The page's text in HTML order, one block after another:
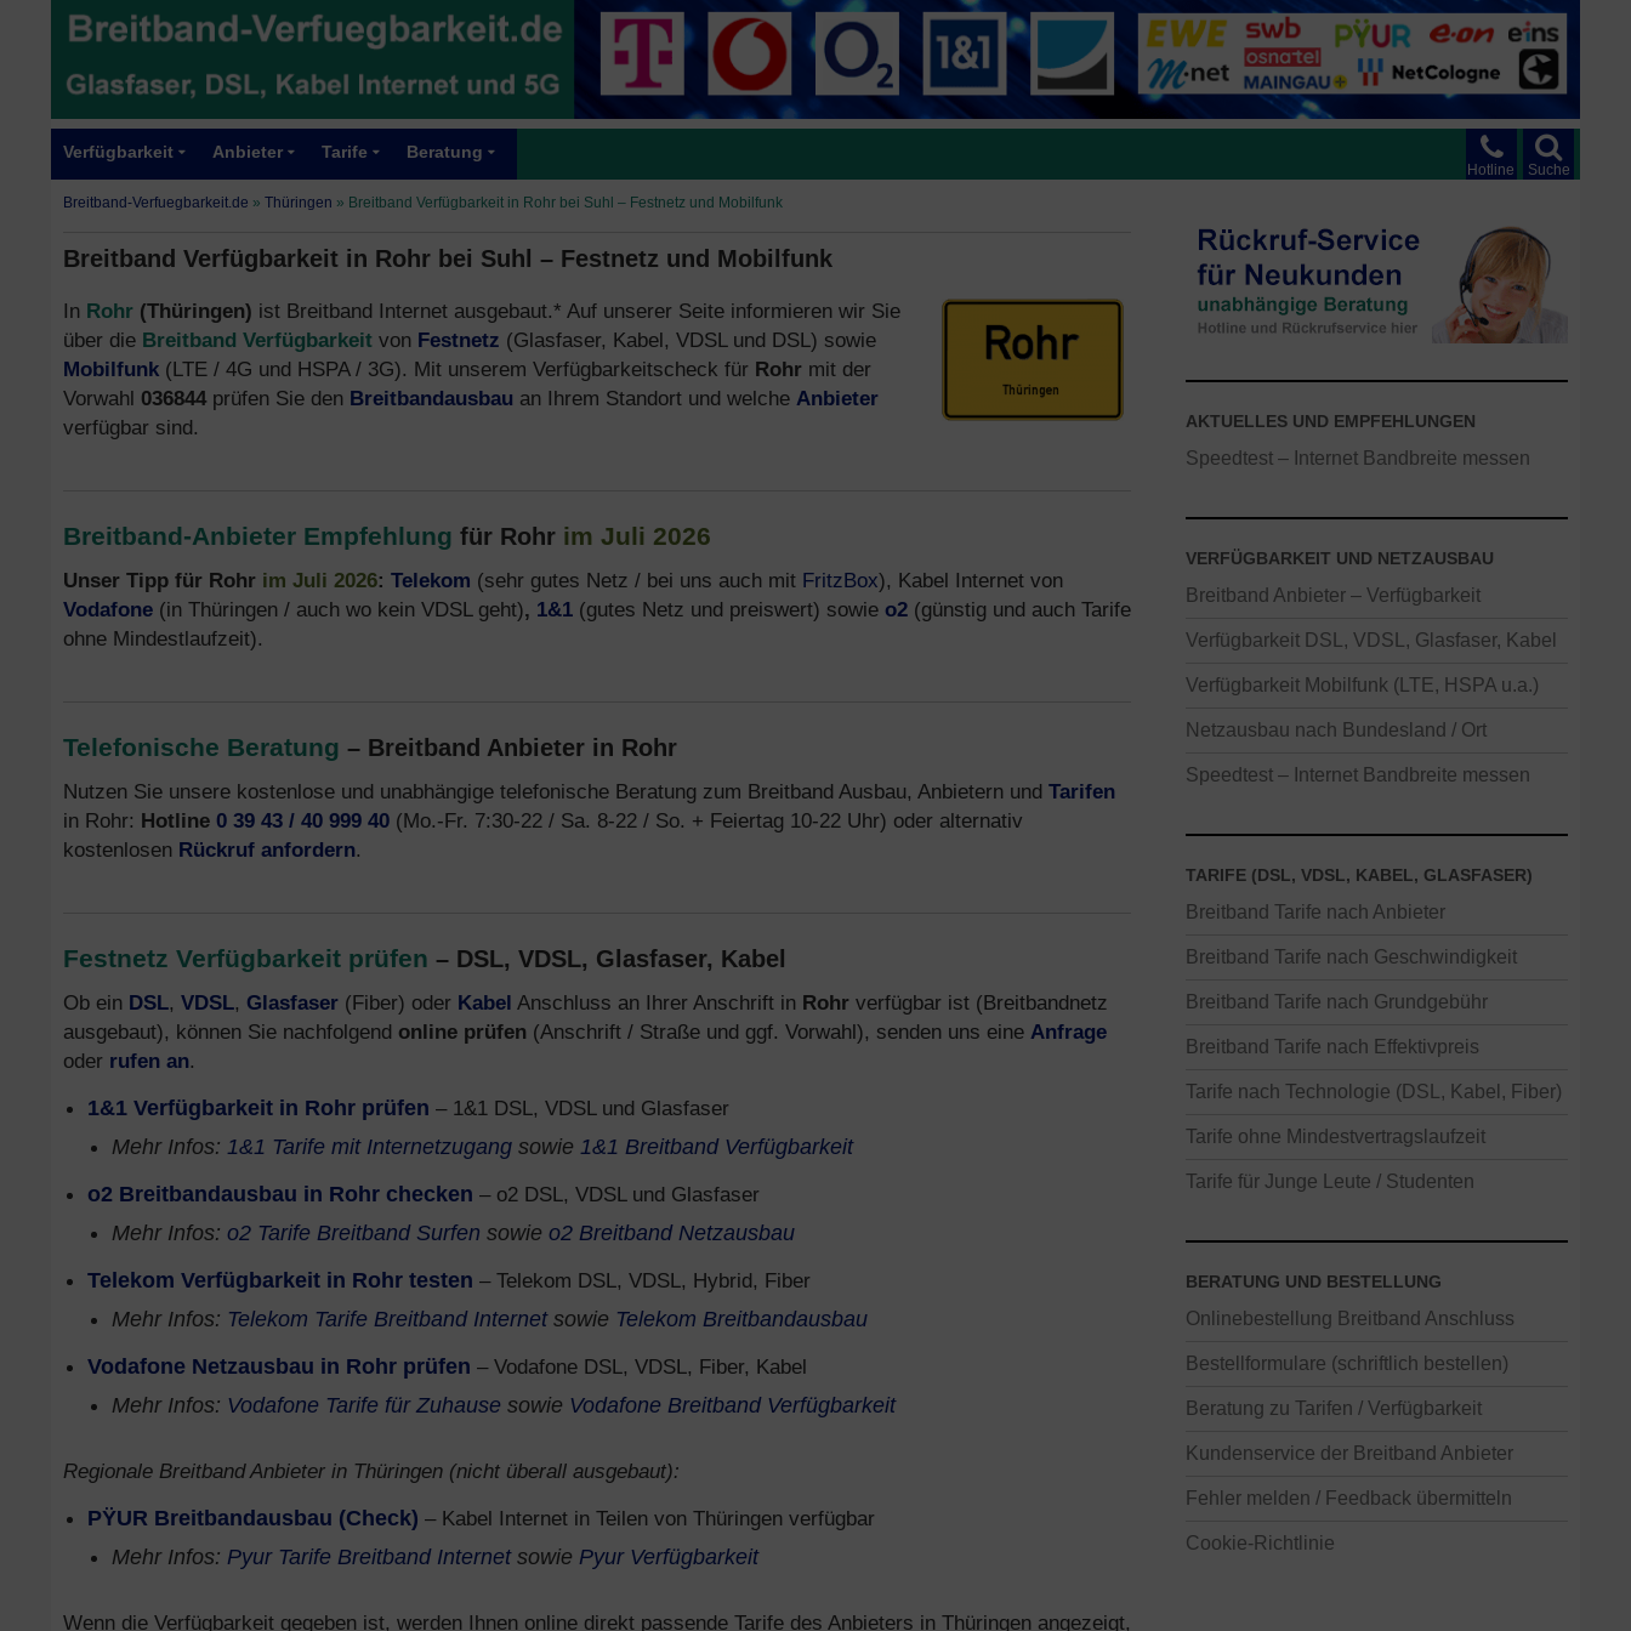
Suche
Hotline
Verfügbarkeit Anbieter Tarife Beratung
Breitband-Verfuegbarkeit.de » Thüringen » Breitband Verfügbarkeit in Rohr bei Suhl – Festnetz und Mobilfunk
Breitband Verfügbarkeit in Rohr bei Suhl – Festnetz und Mobilfunk
In Rohr (Thüringen) ist Breitband Internet ausgebaut.* Auf unserer Seite informieren wir Sie
über die Breitband Verfügbarkeit von Festnetz (Glasfaser, Kabel, VDSL und DSL) sowie
Mobilfunk (LTE / 4G und HSPA / 3G). Mit unserem Verfügbarkeitscheck für Rohr mit der
Vorwahl 036844 prüfen Sie den Breitbandausbau an Ihrem Standort und welche Anbieter
verfügbar sind.
Breitband-Anbieter Empfehlung für Rohr im Juli 2026
Unser Tipp für Rohr im Juli 2026: Telekom (sehr gutes Netz / bei uns auch mit FritzBox), Kabel Internet von
Vodafone (in Thüringen / auch wo kein VDSL geht), 1&1 (gutes Netz und preiswert) sowie o2 (günstig und auch Tarife
ohne Mindestlaufzeit).
Telefonische Beratung – Breitband Anbieter in Rohr
Nutzen Sie unsere kostenlose und unabhängige telefonische Beratung zum Breitband Ausbau, Anbietern und Tarifen
in Rohr: Hotline 0 39 43 / 40 999 40 (Mo.-Fr. 7:30-22 / Sa. 8-22 / So. + Feiertag 10-22 Uhr) oder alternativ
kostenlosen Rückruf anfordern.
Festnetz Verfügbarkeit prüfen – DSL, VDSL, Glasfaser, Kabel
Ob ein DSL, VDSL, Glasfaser (Fiber) oder Kabel Anschluss an Ihrer Anschrift in Rohr verfügbar ist (Breitbandnetz
ausgebaut), können Sie nachfolgend online prüfen (Anschrift / Straße und ggf. Vorwahl), senden uns eine Anfrage
oder rufen an.
1&1 Verfügbarkeit in Rohr prüfen – 1&1 DSL, VDSL und Glasfaser
Mehr Infos: 1&1 Tarife mit Internetzugang sowie 1&1 Breitband Verfügbarkeit
o2 Breitbandausbau in Rohr checken – o2 DSL, VDSL und Glasfaser
Mehr Infos: o2 Tarife Breitband Surfen sowie o2 Breitband Netzausbau
Telekom Verfügbarkeit in Rohr testen – Telekom DSL, VDSL, Hybrid, Fiber
Mehr Infos: Telekom Tarife Breitband Internetsowie Telekom Breitbandausbau
Vodafone Netzausbau in Rohr prüfen – Vodafone DSL, VDSL, Fiber, Kabel
Mehr Infos: Vodafone Tarife für Zuhause sowie Vodafone Breitband Verfügbarkeit
Regionale Breitband Anbieter in Thüringen (nicht überall ausgebaut):
PŸUR Breitbandausbau (Check) – Kabel Internet in Teilen von Thüringen verfügbar
Mehr Infos: Pyur Tarife Breitband Internetsowie Pyur Verfügbarkeit
Wenn die Verfügbarkeit gegeben ist, werden Ihnen online direkt passende Tarife des Anbieters in Thüringen angezeigt,
AKTUELLES UND EMPFEHLUNGEN
Speedtest – Internet Bandbreite messen
VERFÜGBARKEIT UND NETZAUSBAU
Breitband Anbieter – Verfügbarkeit
Verfügbarkeit DSL, VDSL, Glasfaser, Kabel
Verfügbarkeit Mobilfunk (LTE, HSPA u.a.)
Netzausbau nach Bundesland / Ort
Speedtest – Internet Bandbreite messen
TARIFE (DSL, VDSL, KABEL, GLASFASER)
Breitband Tarife nach Anbieter
Breitband Tarife nach Geschwindigkeit
Breitband Tarife nach Grundgebühr
Breitband Tarife nach Effektivpreis
Tarife nach Technologie (DSL, Kabel, Fiber)
Tarife ohne Mindestvertragslaufzeit
Tarife für Junge Leute / Studenten
BERATUNG UND BESTELLUNG
Onlinebestellung Breitband Anschluss
Bestellformulare (schriftlich bestellen)
Beratung zu Tarifen / Verfügbarkeit
Kundenservice der Breitband Anbieter
Fehler melden / Feedback übermitteln
Cookie-Richtlinie